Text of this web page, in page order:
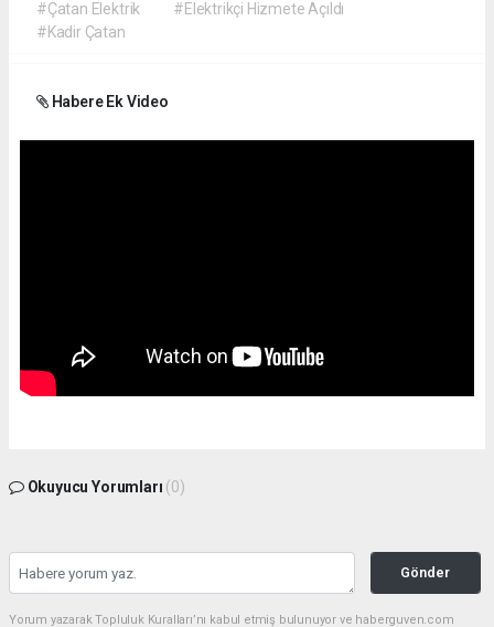
#Çatan Elektrik
#Elektrikçi Hizmete Açıldı
#Kadir Çatan
Habere Ek Video
Okuyucu Yorumları (0)
Gönder
Yorum yazarak Topluluk Kuralları’nı kabul etmiş bulunuyor ve haberguven.com